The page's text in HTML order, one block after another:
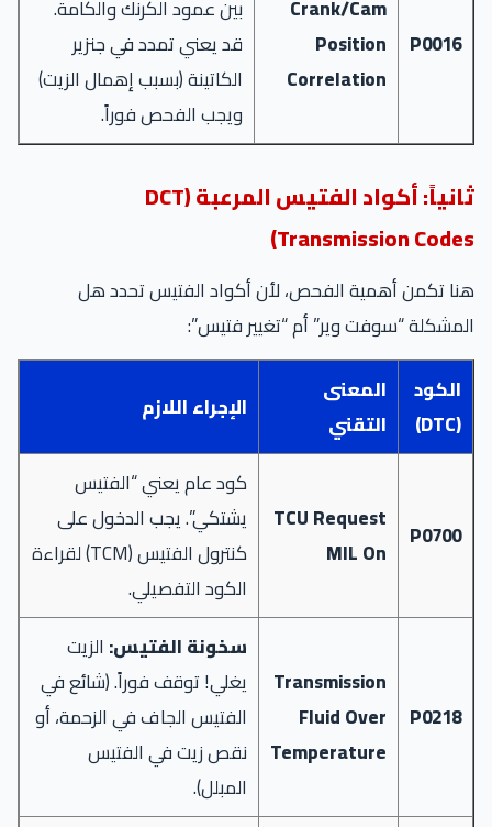
P0016
Crank/Cam
Position
Correlation
بين عمود الكرنك والكامة.
قد يعني تمدد في جنزير
الكاتينة (بسبب إهمال الزيت)
ويجب الفحص فوراً.
ثانياً: أكواد الفتيس المرعبة (DCT
Transmission Codes)
هنا تكمن أهمية الفحص، لأن أكواد الفتيس تحدد هل
المشكلة “سوفت وير” أم “تغيير فتيس”:
الكود
(DTC)
المعنى
التقني
الإجراء اللازم
P0700
TCU Request
MIL On
كود عام يعني “الفتيس
يشتكي”. يجب الدخول على
كنترول الفتيس (TCM) لقراءة
الكود التفصيلي.
P0218
Transmission
Fluid Over
Temperature
سخونة الفتيس: الزيت
يغلي! توقف فوراً. (شائع في
الفتيس الجاف في الزحمة، أو
نقص زيت في الفتيس
المبلل).